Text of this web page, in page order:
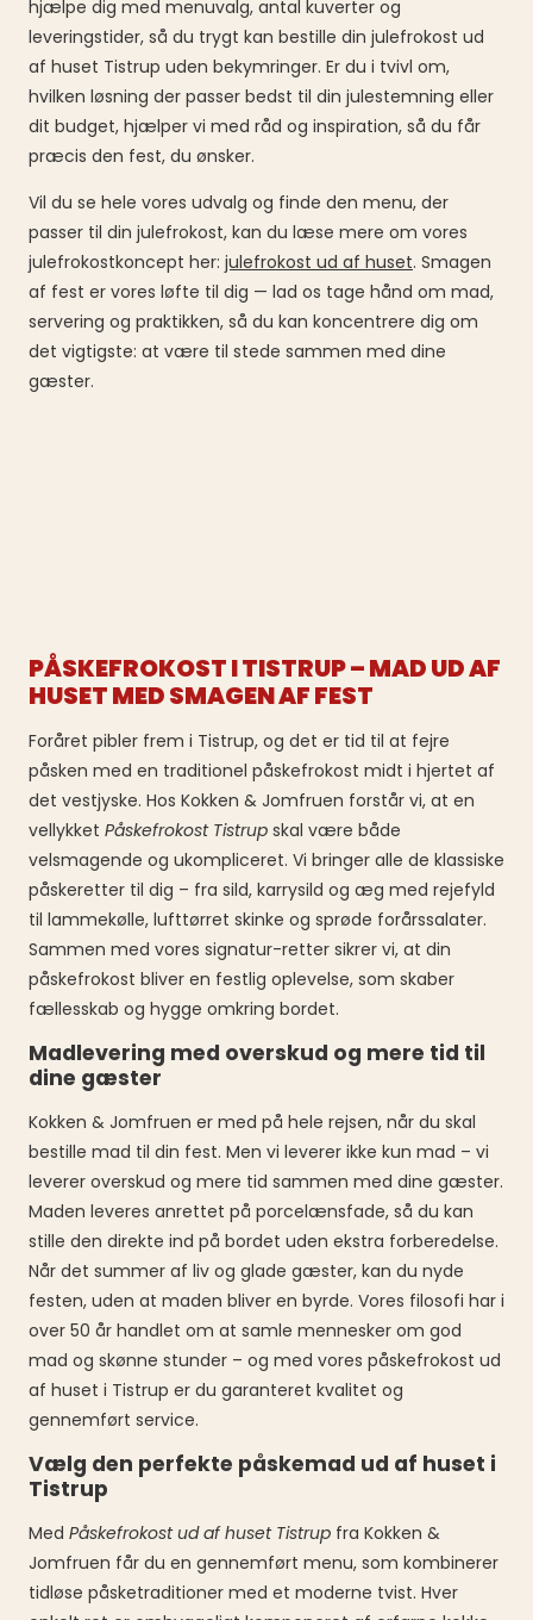
hjælpe dig med menuvalg, antal kuverter og
leveringstider, så du trygt kan bestille din julefrokost ud
af huset Tistrup uden bekymringer. Er du i tvivl om,
hvilken løsning der passer bedst til din julestemning eller
dit budget, hjælper vi med råd og inspiration, så du får
præcis den fest, du ønsker.
Vil du se hele vores udvalg og finde den menu, der
passer til din julefrokost, kan du læse mere om vores
julefrokostkoncept her: julefrokost ud af huset. Smagen
af fest er vores løfte til dig — lad os tage hånd om mad,
servering og praktikken, så du kan koncentrere dig om
det vigtigste: at være til stede sammen med dine
gæster.
PÅSKEFROKOST I TISTRUP – MAD UD AF
HUSET MED SMAGEN AF FEST
Foråret pibler frem i Tistrup, og det er tid til at fejre
påsken med en traditionel påskefrokost midt i hjertet af
det vestjyske. Hos Kokken & Jomfruen forstår vi, at en
vellykket Påskefrokost Tistrup skal være både
velsmagende og ukompliceret. Vi bringer alle de klassiske
påskeretter til dig – fra sild, karrysild og æg med rejefyld
til lammekølle, lufttørret skinke og sprøde forårssalater.
Sammen med vores signatur-retter sikrer vi, at din
påskefrokost bliver en festlig oplevelse, som skaber
fællesskab og hygge omkring bordet.
Madlevering med overskud og mere tid til
dine gæster
Kokken & Jomfruen er med på hele rejsen, når du skal
bestille mad til din fest. Men vi leverer ikke kun mad – vi
leverer overskud og mere tid sammen med dine gæster.
Maden leveres anrettet på porcelænsfade, så du kan
stille den direkte ind på bordet uden ekstra forberedelse.
Når det summer af liv og glade gæster, kan du nyde
festen, uden at maden bliver en byrde. Vores filosofi har i
over 50 år handlet om at samle mennesker om god
mad og skønne stunder – og med vores påskefrokost ud
af huset i Tistrup er du garanteret kvalitet og
gennemført service.
Vælg den perfekte påskemad ud af huset i
Tistrup
Med Påskefrokost ud af huset Tistrup fra Kokken &
Jomfruen får du en gennemført menu, som kombinerer
tidløse påsketraditioner med et moderne tvist. Hver